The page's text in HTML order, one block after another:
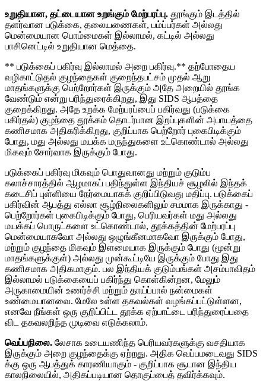
உறுதியான, தட்டையான உறங்கும் மேற்பரப்பு. தூங்கும் இடத்தில்
தளர்வான படுக்கை, தலையணைகள், பம்ப்பர்கள் அல்லது
மென்மையான பொம்மைகள் இல்லாமல், கட்டில் அல்லது
பாசினெட்டில் உறுதியான மெத்தை.
** படுக்கைப் பகிர்வு இல்லாமல் அறை பகிர்வு.** தற்போதைய
வழிகாட்டுதல் குழந்தைகள் குறைந்தபட்சம் முதல் ஆறு
மாதங்களுக்கு பெற்றோர்கள் இருக்கும் அதே அறையில் தூங்க
வேண்டும் என்று பரிந்துரைக்கிறது, இது SIDS ஆபத்தை
குறைக்கிறது. அதே உறக்க மேற்பரப்பைப் பகிர்வது (படுக்கை
பகிர்தல்) குழந்தை தூக்கம் தொடர்பான இறப்புகளின் அபாயத்தை
கணிசமாக அதிகரிக்கிறது, குறிப்பாக பெற்றோர் புகைபிடிக்கும்
போது, ​​மது அல்லது மயக்க மருந்துகளை உட்கொண்டால் அல்லது
மிகவும் சோர்வாக இருக்கும் போது.
படுக்கைப் பகிர்வு மிகவும் பொதுவானது மற்றும் குடும்ப
கலாச்சாரத்தில் ஆழமாகப் பதிந்துள்ள இந்தியச் சூழலில் இந்தக்
கடைசிப் புள்ளியை நேர்மையாகக் குறிப்பிடுவது மதிப்பு. படுக்கைப்
பகிர்வின் ஆபத்து எல்லா சூழ்நிலைகளிலும் சமமாக இருக்காது -
பெற்றோர்கள் புகைபிடிக்கும் போது, ​​பெரியவர்கள் மது அல்லது
மயக்கப் பொருட்களை உட்கொண்டால், தூக்கத்தின் மேற்பரப்பு
மென்மையாகவோ அல்லது ஒழுங்கீனமாகவோ இருக்கும் போது, ​​
மற்றும் குழந்தை மிகவும் இளமையாக இருக்கும் போது (மூன்று
மாதங்களுக்குள்) அல்லது முன்கூட்டியே இருக்கும் போது இது
கணிசமாக அதிகமாகும். பல இந்தியக் குடும்பங்கள் அசம்பாவிதம்
இல்லாமல் படுக்கையைப் பகிர்ந்து கொள்கின்றன, மேலும்
அருகாமையின் உணர்ச்சி மற்றும் தாய்ப்பால் நன்மைகள்
உண்மையானவை. மேலே உள்ள தகவல்கள் வழங்கப்பட்டுள்ளன,
எனவே நீங்கள் ஒரு குறிப்பிட்ட தூக்க ஏற்பாட்டை பரிந்துரைப்பதை
விட தகவலறிந்த முடிவை எடுக்கலாம்.
வெப்பநிலை. லேசாக உடையணிந்த பெரியவர்களுக்கு வசதியாக
இருக்கும் அறை குழந்தைக்கு ஏற்றது. அதிக வெப்பமடைவது SIDS
க்கு ஒரு ஆபத்துக் காரணியாகும் - குறிப்பாக சூடான இந்திய
காலநிலையில், அதிகப்படியான தொகுப்பைத் தவிர்க்கவும்.